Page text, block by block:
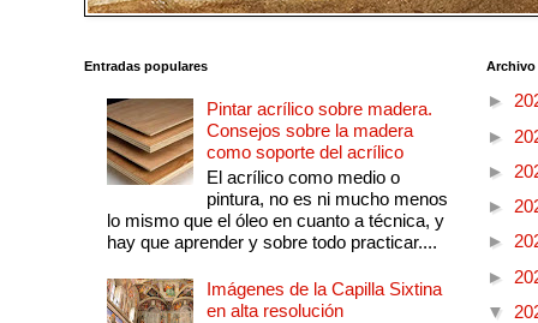
Entradas populares
Pintar acrílico sobre madera.
Consejos sobre la madera
como soporte del acrílico
El acrílico como medio o
pintura, no es ni mucho menos
lo mismo que el óleo en cuanto a técnica, y
hay que aprender y sobre todo practicar....
Imágenes de la Capilla Sixtina
en alta resolución
►
►
►
►
►
►
▼